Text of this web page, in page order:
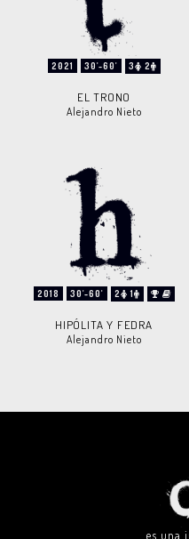
2021 30'-60' 3 2
EL TRONO
Alejandro Nieto
2018 30'-60' 2 1
HIPÓLITA Y FEDRA
Alejandro Nieto
es una